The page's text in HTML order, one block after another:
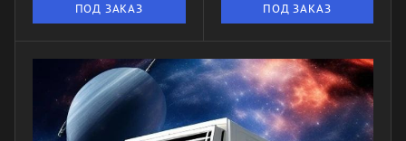
ПОД ЗАКАЗ ПОД ЗАКАЗ